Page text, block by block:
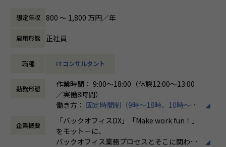
る」
・「日本で新しいマーケットを開拓する」
・「日本でもっと浸透させ、よりよい未来を創る」
だける方からのご応募をお待ちしております！
＜ホープスBLOGもご覧ください＞
プロジェクトの具体例やホープスの社風が分かる記事を掲載
しております！
是非ご覧ください！
HOPES Blog：https://blog.hopes-ise.co.jp/
実務を通してAWSの設計・構築スキルを高めるため、ホープ
スへご入社。
・Iさん（40代前半）
用・EOL対応に携わり、TerraformやAnsibleを用いた自動
AWS環境の保守・改善を中心に、ユーザー調整・スケジュー
ル管理も担当し、技術とマネジメントの両面からプロジェク
上流工程からシステム全体を俯瞰して関わった経験を活か
し、運用・保守だけでなく設計・構築に継続的に関われる環
境を求め、ホープスへご入社。
ホープスでは、リモートワーク活用があり平
く、プロジェクトに応じて柔軟な働き方がで
ています。
具体的には、以下のような業務に携わっていただきます。
・SAPシステムの導入プロジェクト支援（要件定義、設計、
実装、テスト、運用保守）
・クライアントとの折衝および課題解決の提案
売上過去最高記録を更新している当社では、今まさに第二次
準大手から中堅規模の企業に特化して、プライム案件、ERP
導入案件、DX推進案件の拡大に注力しております。
SAPコンサルタントとして組織を一緒に作っていただける方
想定年収 800 〜 1,800 万円／年
雇用形態 正社員
職種 ITコンサルタント
勤務形態
作業時間： 9:00～18:00（休憩12:00～13:00
／実働8時間）
働き方： 固定時間制（9時～18時、10時～19
時など）
時間外労働の有無： 有（月平均10時間）
休憩時間： 60分
企業概要
「バックオフィスDX」「Make work fun！」
をモットーに、
バックオフィス業務プロセスとそこに関わる